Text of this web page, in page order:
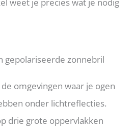
gepolariseerde zonnebril
omgevingen waar je ogen
onder lichtreflecties.
drie grote oppervlakken